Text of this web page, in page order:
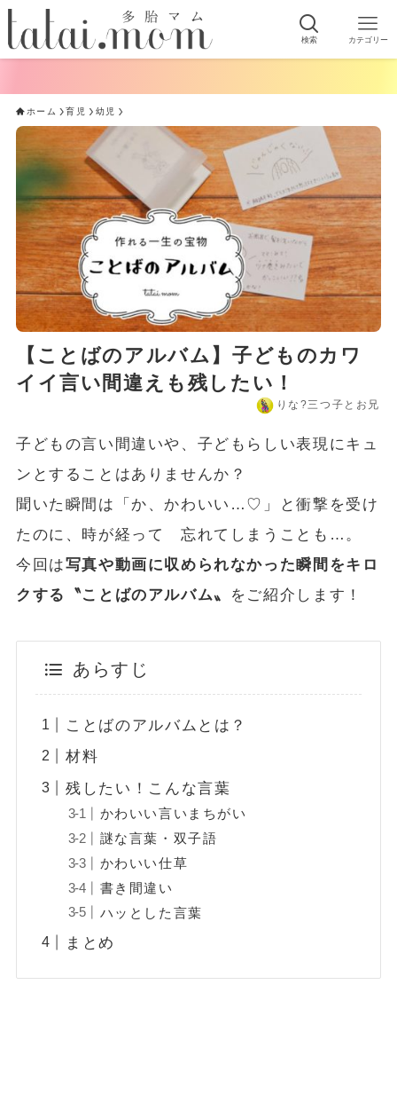
検索 カテゴリー
ホーム 育児 幼児
【ことばのアルバム】子どものカワ
イイ言い間違えも残したい！
りな?️三つ子とお兄
子どもの言い間違いや、子どもらしい表現にキュ
ンとすることはありませんか？
聞いた瞬間は「か、かわいい…♡」と衝撃を受け
たのに、時が経って 忘れてしまうことも…。
今回は写真や動画に収められなかった瞬間をキロ
クする〝ことばのアルバム〟
をご紹介します！
あらすじ
ことばのアルバムとは？
材料
残したい！こんな言葉
かわいい言いまちがい
謎な言葉・双子語
かわいい仕草
書き間違い
ハッとした言葉
まとめ